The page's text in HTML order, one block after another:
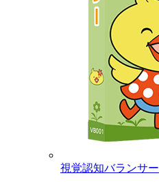
視覚認知バランサー